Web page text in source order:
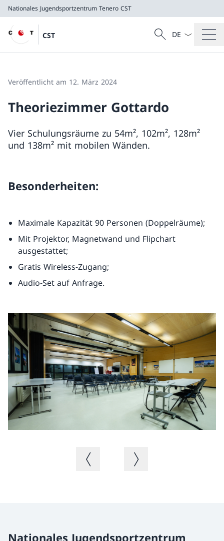
Nationales Jugendsportzentrum Tenero CST
CST
CST
Suche
Suche
Sprach
Veröffentlicht am 12. März 2024
Theoriezimmer Gottardo
Vier Schulungsräume zu 54m², 102m², 128m²
und 138m² mit mobilen Wänden.
Besonderheiten:
Maximale Kapazität 90 Personen (Doppelräume);
Mit Projektor, Magnetwand und Flipchart
ausgestattet;
Gratis Wireless-Zugang;
Audio-Set auf Anfrage.
Vorheriges BildNächstes Bild
Nationales Jugendsportzentrum